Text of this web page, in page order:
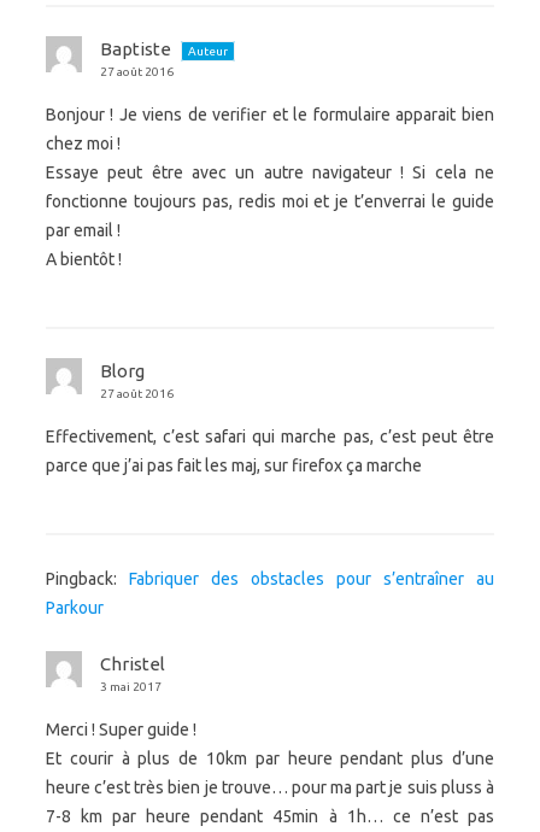
Baptiste
Auteur
27 août 2016
Bonjour ! Je viens de verifier et le formulaire apparait bien
chez moi !
Essaye peut être avec un autre navigateur ! Si cela ne
fonctionne toujours pas, redis moi et je t’enverrai le guide
par email !
A bientôt !
Blorg
27 août 2016
Effectivement, c’est safari qui marche pas, c’est peut être
parce que j’ai pas fait les maj, sur firefox ça marche
Pingback: Fabriquer des obstacles pour s’entraîner au
Parkour
Christel
3 mai 2017
Merci ! Super guide !
Et courir à plus de 10km par heure pendant plus d’une
heure c’est très bien je trouve… pour ma part je suis pluss à
7-8 km par heure pendant 45min à 1h… ce n’est pas